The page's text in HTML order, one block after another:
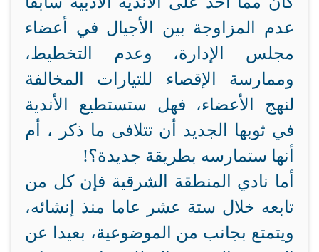
عدم المزاوجة بين الأجيال في أعضاء
مجلس الإدارة، وعدم التخطيط،
وممارسة الإقصاء للتيارات المخالفة
لنهج الأعضاء، فهل ستستطيع الأندية
في ثوبها الجديد أن تتلافى ما ذكر ، أم
أنها ستمارسه بطريقة جديدة؟!
أما نادي المنطقة الشرقية فإن كل من
تابعه خلال ستة عشر عاما منذ إنشائه،
ويتمتع بجانب من الموضوعية، بعيدا عن